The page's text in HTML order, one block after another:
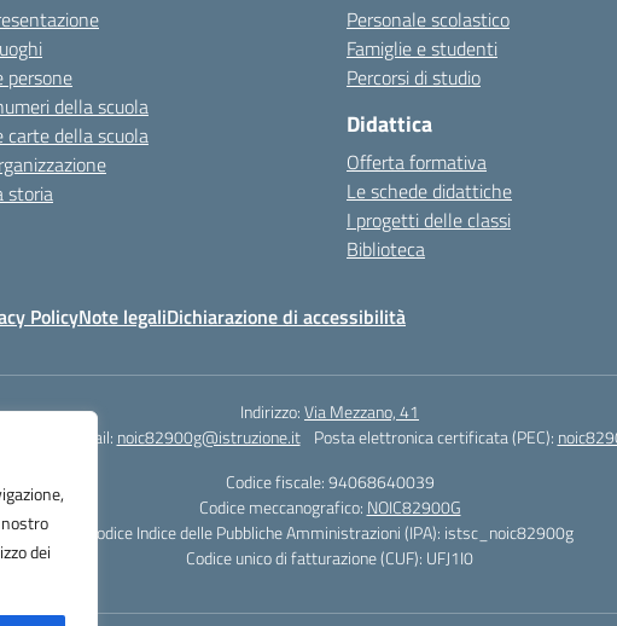
dei
persone
della scuola
carte della scuola
storia
Personale scolastico
Famiglie e studenti
Percorsi di studio
Didattica
Offerta formativa
Le schede didattiche
I progetti delle classi
Biblioteca
PolicyNote legaliDichiarazione di accessibilità
Indirizzo:Via Mezzano, 41
Email: noic82900g@istruzione.it Posta elettronica certificata (PEC):
Codice fiscale: 94068640039
Codice meccanografico: NOIC82900G
Codice Indice delle Pubbliche Amministrazioni (IPA): istsc_noic82900g
Codice unico di fatturazione (CUF): UFJ1I0